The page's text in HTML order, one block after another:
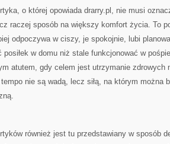
o której opowiada drarry.pl, nie musi
raczej sposób na większy komfort życia. To
odpoczywa w ciszy, je spokojnie, lubi
posiłek w domu niż stale funkcjonować w
atutem, gdy celem jest utrzymanie zdrowych
nie są wadą, lecz siłą, na którym można
również jest tu przedstawiany w sposób